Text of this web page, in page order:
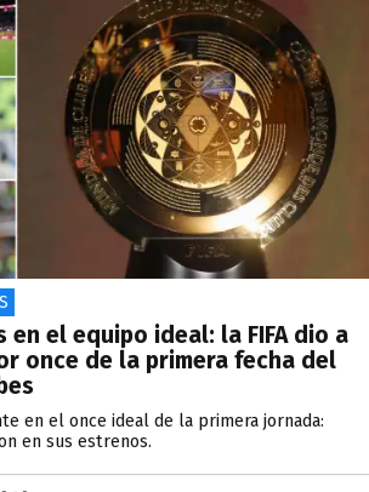
en el equipo ideal: la FIFA dio a
once de la primera fecha del
en el once ideal de la primera jornada:
en sus estrenos.